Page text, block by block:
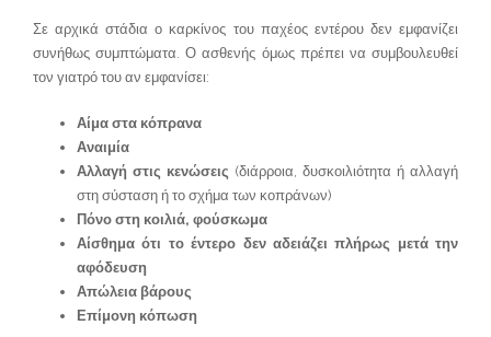
Σε αρχικά στάδια ο καρκίνος του παχέος εντέρου δεν εμφανίζει
συνήθως συμπτώματα. Ο ασθενής όμως πρέπει να συμβουλευθεί
τον γιατρό του αν εμφανίσει:
Αίμα στα κόπρανα
Αναιμία
Αλλαγή στις κενώσεις (διάρροια, δυσκοιλιότητα ή αλλαγή
στη σύσταση ή το σχήμα των κοπράνων)
Πόνο στη κοιλιά, φούσκωμα
Αίσθημα ότι το έντερο δεν αδειάζει πλήρως μετά την
αφόδευση
Απώλεια βάρους
Επίμονη κόπωση